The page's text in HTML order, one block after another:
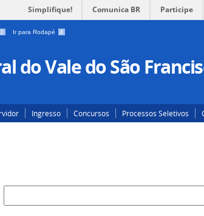
Simplifique! Comunica BR Participe
3 Ir para Rodapé 4
do Vale do São
Ingresso Concursos Processos Seletivos